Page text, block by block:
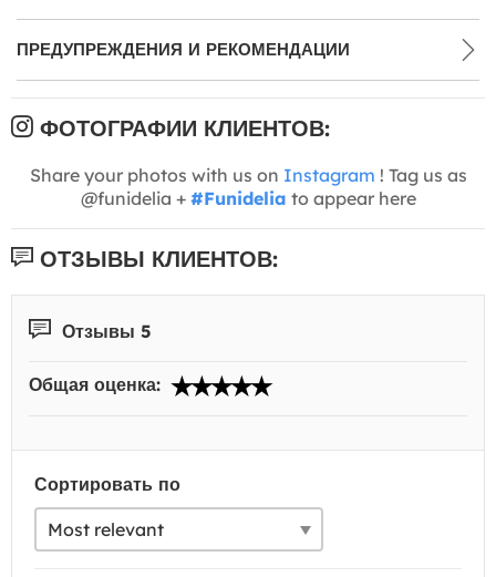
ПРЕДУПРЕЖДЕНИЯ И РЕКОМЕНДАЦИИ
ФОТОГРАФИИ КЛИЕНТОВ:
Share your photos with us on Instagram ! Tag us as
@funidelia + #Funidelia to appear here
ОТЗЫВЫ КЛИЕНТОВ:
Отзывы 5
Общая оценка:
Сортировать по